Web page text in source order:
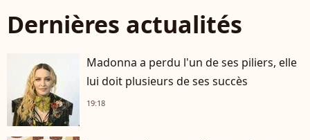
Dernières actualités
Madonna a perdu l'un de ses piliers, elle
lui doit plusieurs de ses succès
19:18